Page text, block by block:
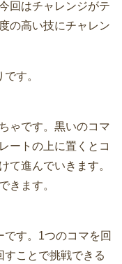
回はチャレンジがテ
の高い技にチャレン
す。
ゃです。黒いのコマ
ートの上に置くとコ
て進んでいきます。
きます。
す。1つのコマを回
ことで挑戦できる